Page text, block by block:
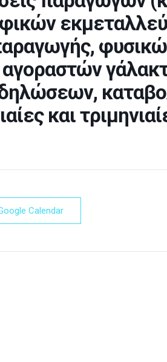
και
Calendar